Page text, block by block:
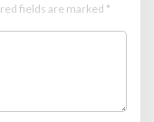
fields are marked *